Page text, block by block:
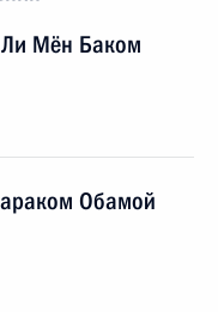
Ли Мён Баком
Обамой